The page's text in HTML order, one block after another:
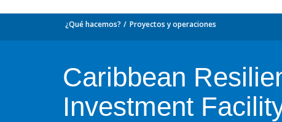
¿Qué hacemos? Proyectos y operaciones
Caribbean
Investment